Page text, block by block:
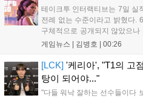
테이크투 인터랙티브는 7일 실
전례 없는 수준이라고 밝혔다.
구체적으로 공개되지 않았으
11월 19일 PS5와 Xbox 시리
상 'Grand Theft Auto VI: An
이다....
게임뉴스 | 김병호 | 00:26
[LCK] '케리아', "T1의 고
탕이 되어야..."
"다들 워낙 잘하는 선수들이다